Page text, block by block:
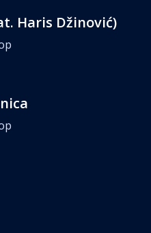
Haris Džinović)